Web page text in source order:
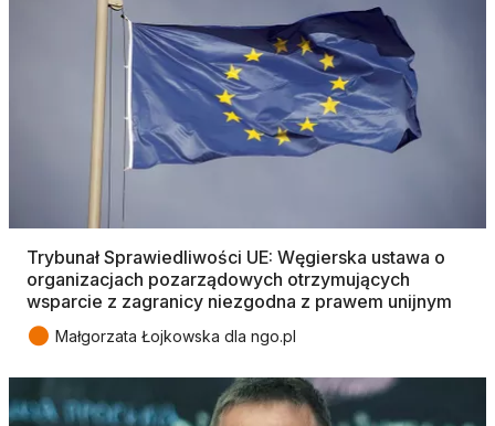
Trybunał Sprawiedliwości UE: Węgierska ustawa o
organizacjach pozarządowych otrzymujących
wsparcie z zagranicy niezgodna z prawem unijnym
● Małgorzata Łojkowska dla ngo.pl